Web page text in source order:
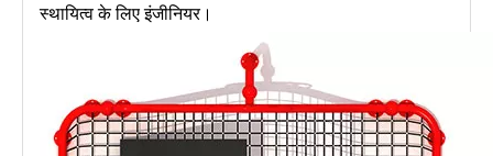
स्थायित्व के लिए इंजीनियर।